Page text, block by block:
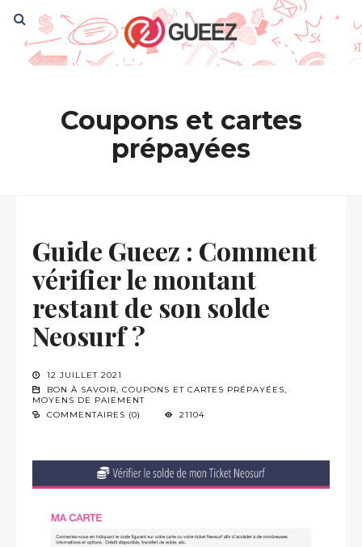
Coupons et cartes
prépayées
Guide Gueez : Comment
vérifier le montant
restant de son solde
Neosurf ?
12 JUILLET 2021
BON À SAVOIR, COUPONS ET CARTES PRÉPAYÉES,
MOYENS DE PAIEMENT
COMMENTAIRES (0)
21104